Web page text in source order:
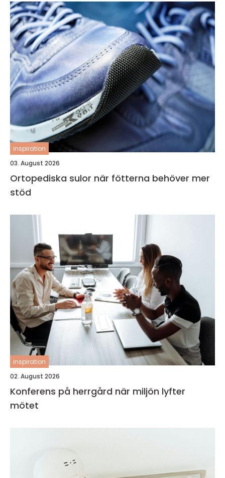
inspiration
03. August 2026
Ortopediska sulor när fötterna behöver mer
stöd
inspiration
02. August 2026
Konferens på herrgård när miljön lyfter
mötet